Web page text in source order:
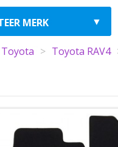
Toyota > Toyota RAV4